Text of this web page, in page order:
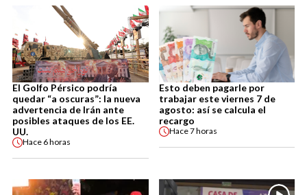
El Golfo Pérsico podría
quedar “a oscuras”: la nueva
advertencia de Irán ante
posibles ataques de los EE.
UU.
Hace 6 horas
Esto deben pagarle por
trabajar este viernes 7 de
agosto: así se calcula el
recargo
Hace7 horas